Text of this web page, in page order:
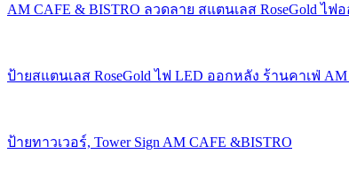
AM CAFE & BISTRO ลวดลาย สแตนเลส RoseGold ไฟ
ป้ายสแตนเลส RoseGold ไฟ LED ออกหลัง ร้านคาเฟ่ AM
ป้ายทาวเวอร์, Tower Sign AM CAFE &BISTRO